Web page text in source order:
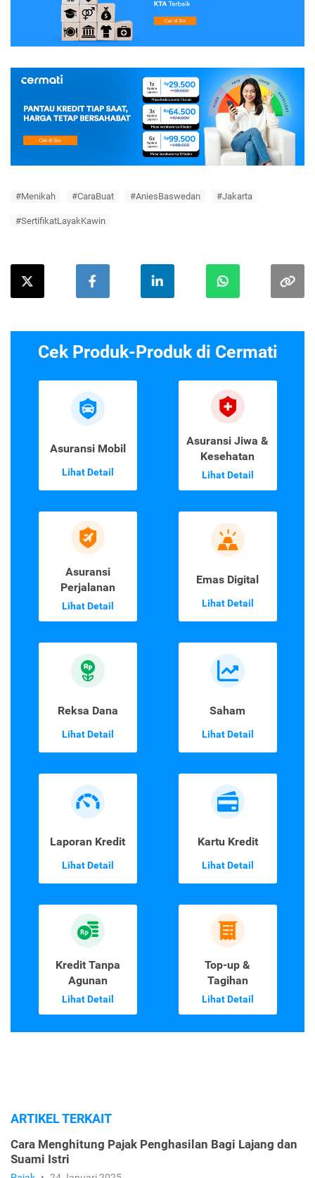
#Menikah #CaraBuat #AniesBaswedan #Jakarta
#SertifikatLayakKawin
Cek Produk-Produk di Cermati
Asuransi Mobil
Lihat Detail
Asuransi Jiwa &
Kesehatan
Lihat Detail
Asuransi
Perjalanan
Lihat Detail
Emas Digital
Lihat Detail
Reksa Dana
Lihat Detail
Saham
Lihat Detail
Laporan Kredit
Lihat Detail
Kartu Kredit
Lihat Detail
Kredit Tanpa
Agunan
Lihat Detail
Top-up &
Tagihan
Lihat Detail
ARTIKEL TERKAIT
Cara Menghitung Pajak Penghasilan Bagi Lajang dan
Suami Istri